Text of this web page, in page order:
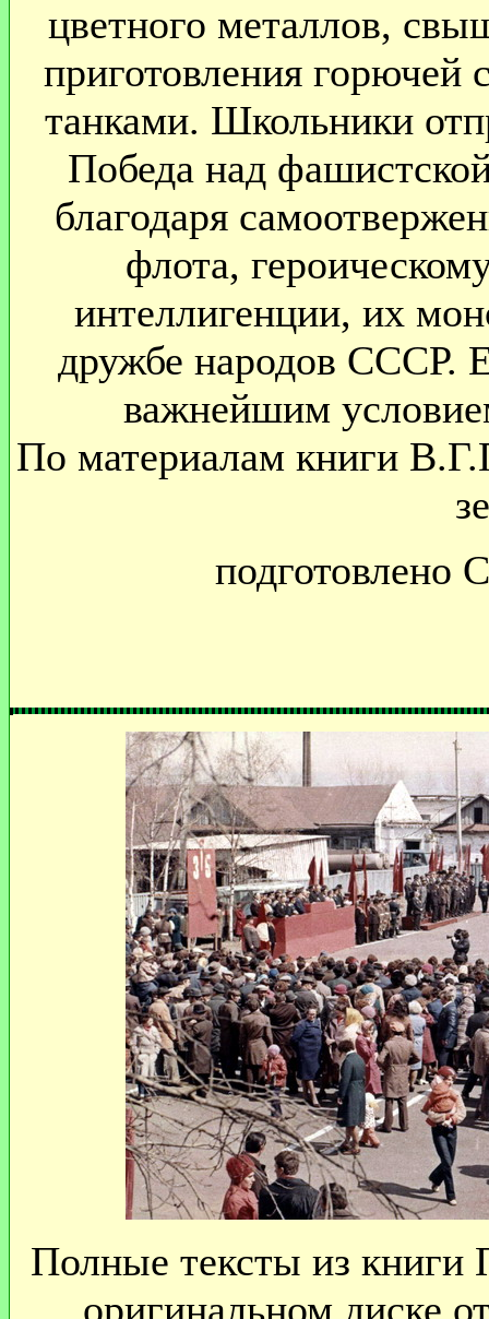
цветного металлов,
приготовления
танками. Школьники
Победа над
благодаря
флота,
интеллигенции, их
дружбе народов СССР.
важнейшим
По материалам книги
Полные тексты из
оригинальном диске